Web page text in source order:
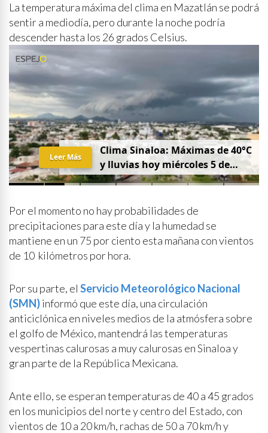
La temperatura máxima del clima en Mazatlán se podrá
sentir a mediodía, pero durante la noche podría
descender hasta los 26 grados Celsius.
Clima Sinaloa: Máximas de 40°C
y lluvias hoy miércoles 5 de
agosto
Leer Más
Por el momento no hay probabilidades de
precipitaciones para este día y la humedad se
mantiene en un 75 por ciento esta mañana con vientos
de 10 kilómetros por hora.
Por su parte, el Servicio Meteorológico Nacional
(SMN)informó que este día, una circulación
anticiclónica en niveles medios de la atmósfera sobre
el golfo de México, mantendrá las temperaturas
vespertinas calurosas a muy calurosas en Sinaloa y
gran parte de la República Mexicana.
Ante ello, se esperan temperaturas de 40 a 45 grados
en los municipios del norte y centro del Estado, con
vientos de 10 a 20 km/h, rachas de 50 a 70 km/h y